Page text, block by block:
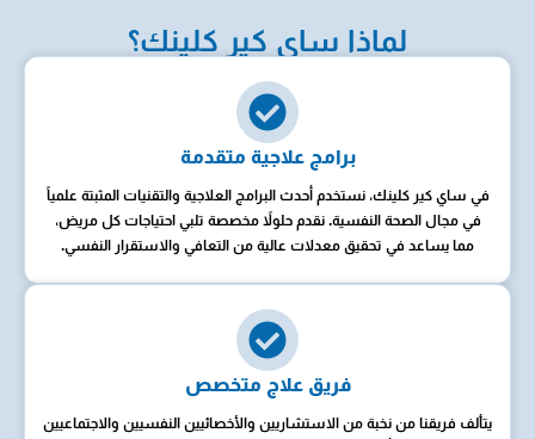
لماذا ساي كير كلينك؟
برامج علاجية متقدمة
في ساي كير كلينك، نستخدم أحدث البرامج العلاجية والتقنيات المثبتة علمياً
في مجال الصحة النفسية. نقدم حلولاً مخصصة تلبي احتياجات كل مريض،
مما يساعد في تحقيق معدلات عالية من التعافي والاستقرار النفسي.
فريق علاج متخصص
يتألف فريقنا من نخبة من الاستشاريين والأخصائيين النفسيين والاجتماعيين